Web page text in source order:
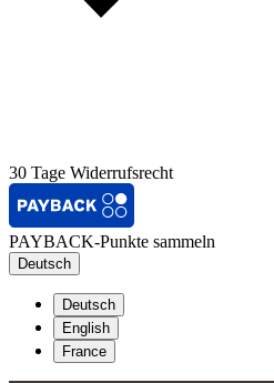
30 Tage Widerrufsrecht
PAYBACK-Punkte sammeln
Deutsch
Deutsch
English
France